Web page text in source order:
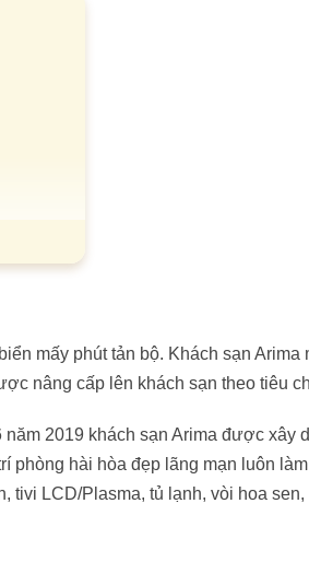
mấy phút tản bộ. Khách sạn
nâng cấp lên khách sạn theo tiêu
2019 khách sạn Arima được xây
phòng hài hòa đẹp lãng mạn luôn
tivi LCD/Plasma, tủ lạnh, vòi hoa